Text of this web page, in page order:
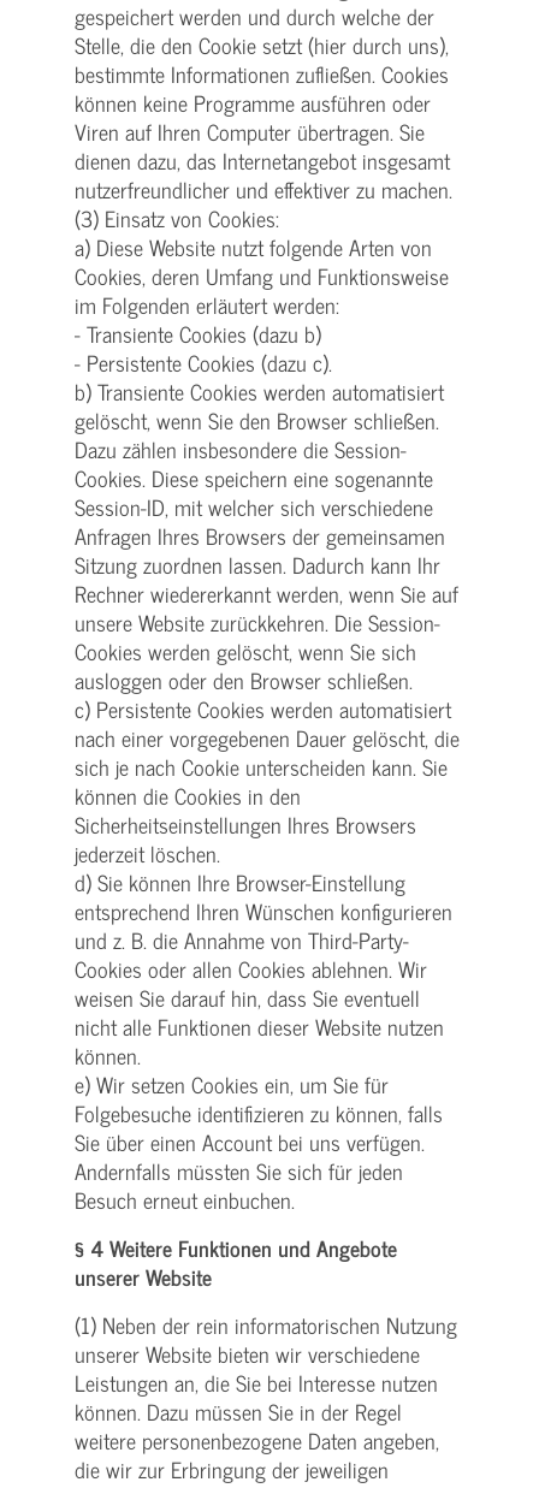
gespeichert werden und durch welche der
Stelle, die den Cookie setzt (hier durch uns),
bestimmte Informationen zufließen. Cookies
können keine Programme ausführen oder
Viren auf Ihren Computer übertragen. Sie
dienen dazu, das Internetangebot insgesamt
nutzerfreundlicher und effektiver zu machen.
(3) Einsatz von Cookies:
a) Diese Website nutzt folgende Arten von
Cookies, deren Umfang und Funktionsweise
im Folgenden erläutert werden:
- Transiente Cookies (dazu b)
- Persistente Cookies (dazu c).
b) Transiente Cookies werden automatisiert
gelöscht, wenn Sie den Browser schließen.
Dazu zählen insbesondere die Session-
Cookies. Diese speichern eine sogenannte
Session-ID, mit welcher sich verschiedene
Anfragen Ihres Browsers der gemeinsamen
Sitzung zuordnen lassen. Dadurch kann Ihr
Rechner wiedererkannt werden, wenn Sie auf
unsere Website zurückkehren. Die Session-
Cookies werden gelöscht, wenn Sie sich
ausloggen oder den Browser schließen.
c) Persistente Cookies werden automatisiert
nach einer vorgegebenen Dauer gelöscht, die
sich je nach Cookie unterscheiden kann. Sie
können die Cookies in den
Sicherheitseinstellungen Ihres Browsers
jederzeit löschen.
d) Sie können Ihre Browser-Einstellung
entsprechend Ihren Wünschen konfigurieren
und z. B. die Annahme von Third-Party-
Cookies oder allen Cookies ablehnen. Wir
weisen Sie darauf hin, dass Sie eventuell
nicht alle Funktionen dieser Website nutzen
können.
e) Wir setzen Cookies ein, um Sie für
Folgebesuche identifizieren zu können, falls
Sie über einen Account bei uns verfügen.
Andernfalls müssten Sie sich für jeden
Besuch erneut einbuchen.
§ 4 Weitere Funktionen und Angebote
unserer Website
(1) Neben der rein informatorischen Nutzung
unserer Website bieten wir verschiedene
Leistungen an, die Sie bei Interesse nutzen
können. Dazu müssen Sie in der Regel
weitere personenbezogene Daten angeben,
die wir zur Erbringung der jeweiligen